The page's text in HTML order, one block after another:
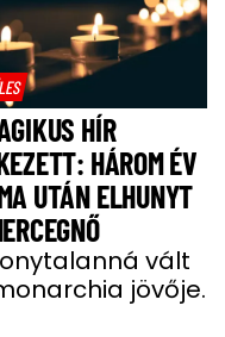
HÍR
HÁROM ÉV
UTÁN ELHUNYT
vált
jövője.